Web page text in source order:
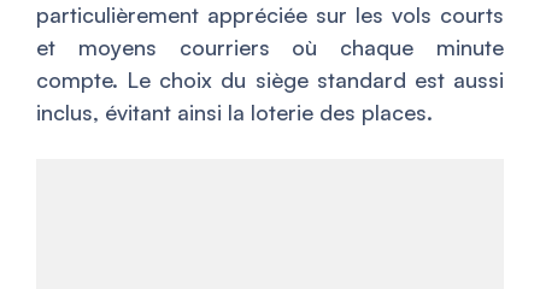
particulièrement appréciée sur les vols courts
et moyens courriers où chaque minute
compte. Le choix du siège standard est aussi
inclus, évitant ainsi la loterie des places.